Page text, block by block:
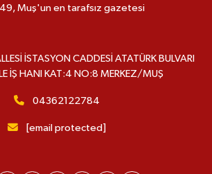
Muş'un en tarafsız gazetesi
İSTASYON CADDESİ ATATÜRK BULVARI
İŞ HANI KAT:4 NO:8 MERKEZ/MUŞ
04362122784
[email protected]